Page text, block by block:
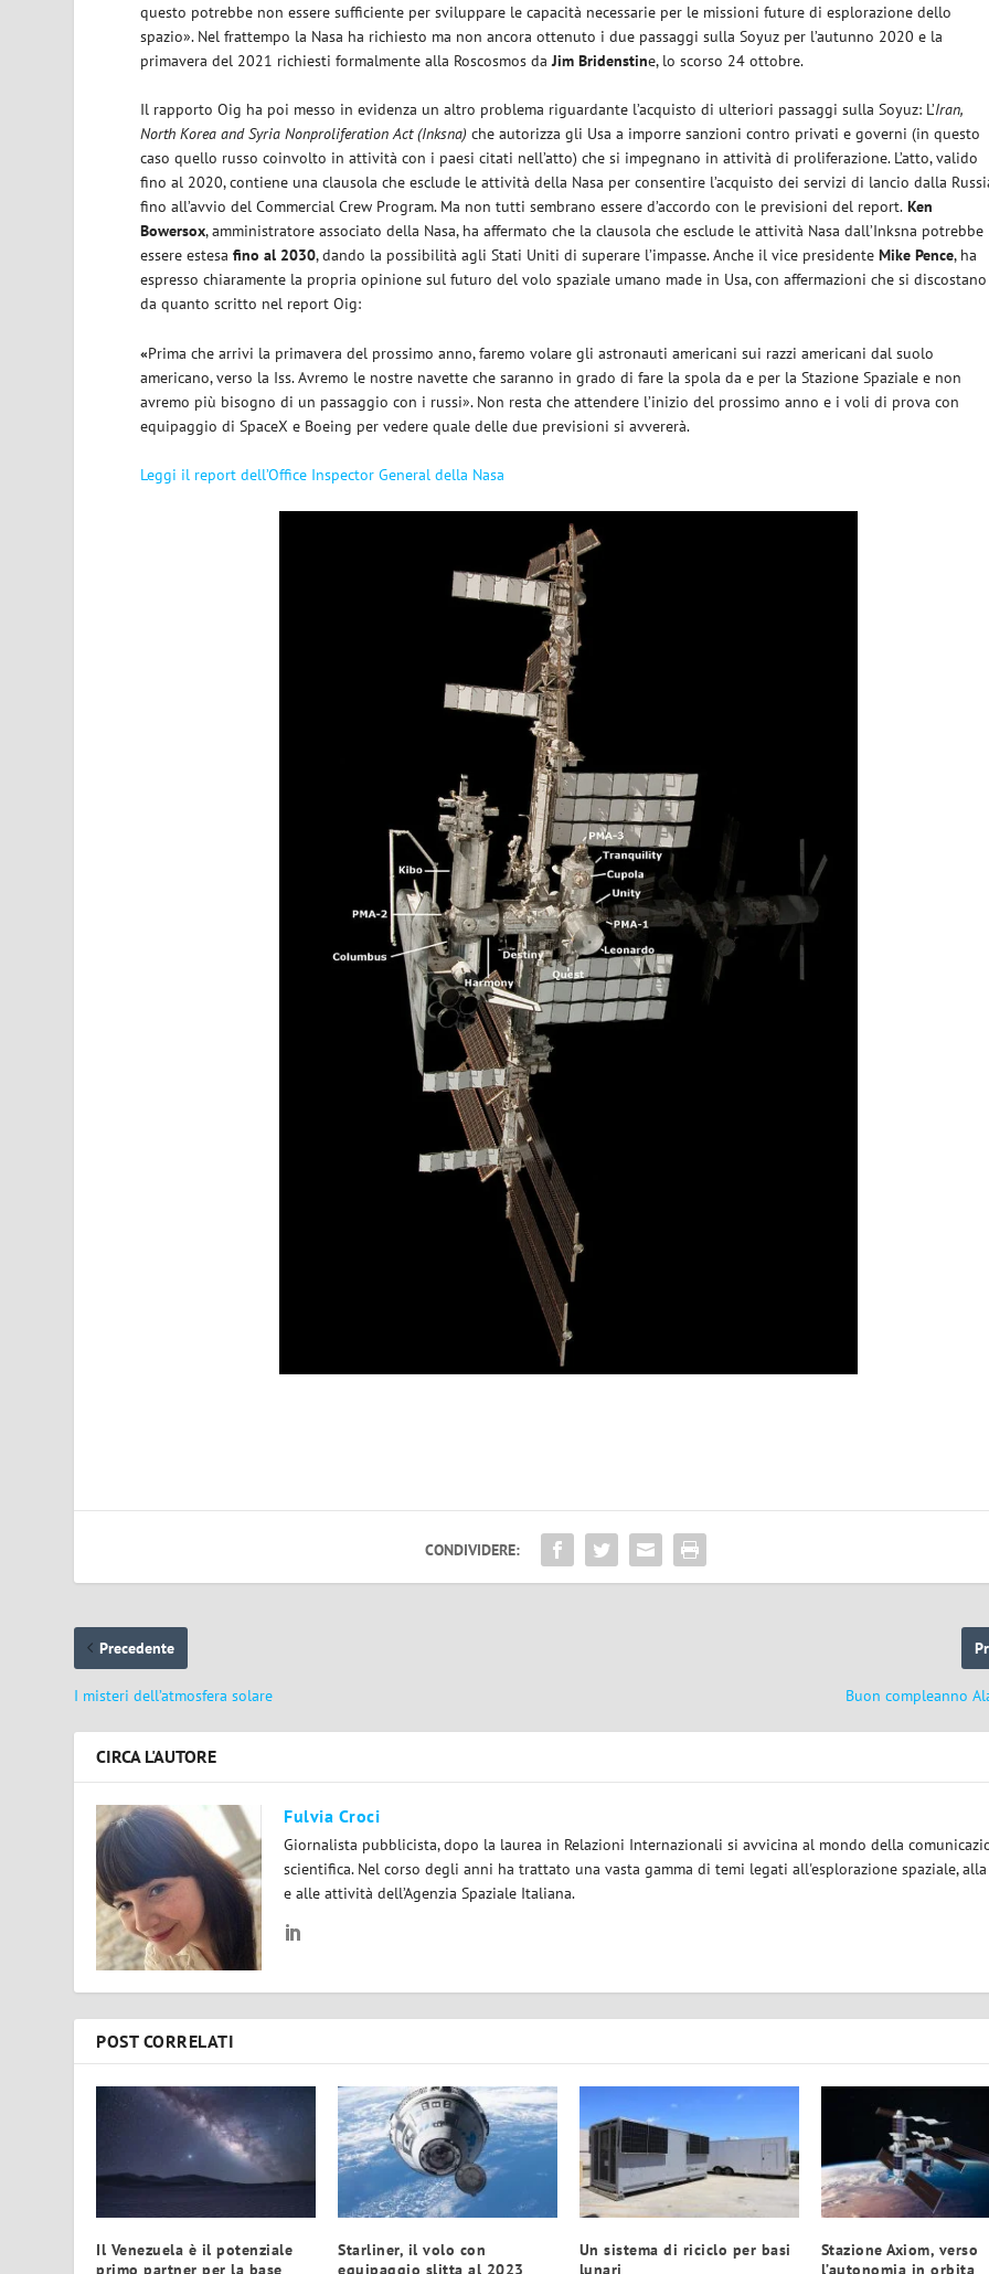
questo potrebbe non essere sufficiente per sviluppare le capacità necessarie per le missioni future di esplorazione dello
spazio». Nel frattempo la Nasa ha richiesto ma non ancora ottenuto i due passaggi sulla Soyuz per l’autunno 2020 e la
primavera del 2021 richiesti formalmente alla Roscosmos daJim Bridenstine, lo scorso 24 ottobre.
Il rapporto Oig ha poi messo in evidenza un altro problema riguardante l’acquisto di ulteriori passaggi sulla Soyuz: L’Iran,
North Korea and Syria Nonproliferation Act (Inksna) che autorizza gli Usa a imporre sanzioni contro privati e governi (in questo
caso quello russo coinvolto in attività con i paesi citati nell’atto) che si impegnano in attività di proliferazione. L’atto, valido
fino al 2020, contiene una clausola che esclude le attività della Nasa per consentire l’acquisto dei servizi di lancio dalla
fino all’avvio del Commercial Crew Program. Ma non tutti sembrano essere d’accordo con le previsioni del report. Ken
Bowersox, amministratore associato della Nasa, ha affermato che la clausola che esclude le attività Nasa dall’Inksna potrebbe
essere estesa fino al 2030, dando la possibilità agli Stati Uniti di superare l’impasse. Anche il vice presidente Mike Pence, ha
espresso chiaramente la propria opinione sul futuro del volo spaziale umano made in Usa, con affermazioni che si discostano
da quanto scritto nel report Oig:
«Prima che arrivi la primavera del prossimo anno, faremo volare gli astronauti americani sui razzi americani dal suolo
americano, verso la Iss. Avremo le nostre navette che saranno in grado di fare la spola da e per la Stazione Spaziale e non
avremo più bisogno di un passaggio con i russi». Non resta che attendere l’inizio del prossimo anno e i voli di prova con
equipaggio di SpaceX e Boeing per vedere quale delle due previsioni si avvererà.
Leggi il report dell’Office Inspector General della Nasa
CONDIVIDERE:
Precedente
I misteri dell’atmosfera solare Buon compleanno
CIRCA L'AUTORE
Fulvia Croci
Giornalista pubblicista, dopo la laurea in Relazioni Internazionali si avvicina al mondo della
scientifica. Nel corso degli anni ha trattato una vasta gamma di temi legati all'esplorazione spaziale,
e alle attività dell’Agenzia Spaziale Italiana.
POST CORRELATI
Il Venezuela è il potenziale
primo partner per la base
Starliner, il volo con
equipaggio slitta al 2023
Un sistema di riciclo per basi
lunari
Stazione Axiom, verso
l’autonomia in orbita